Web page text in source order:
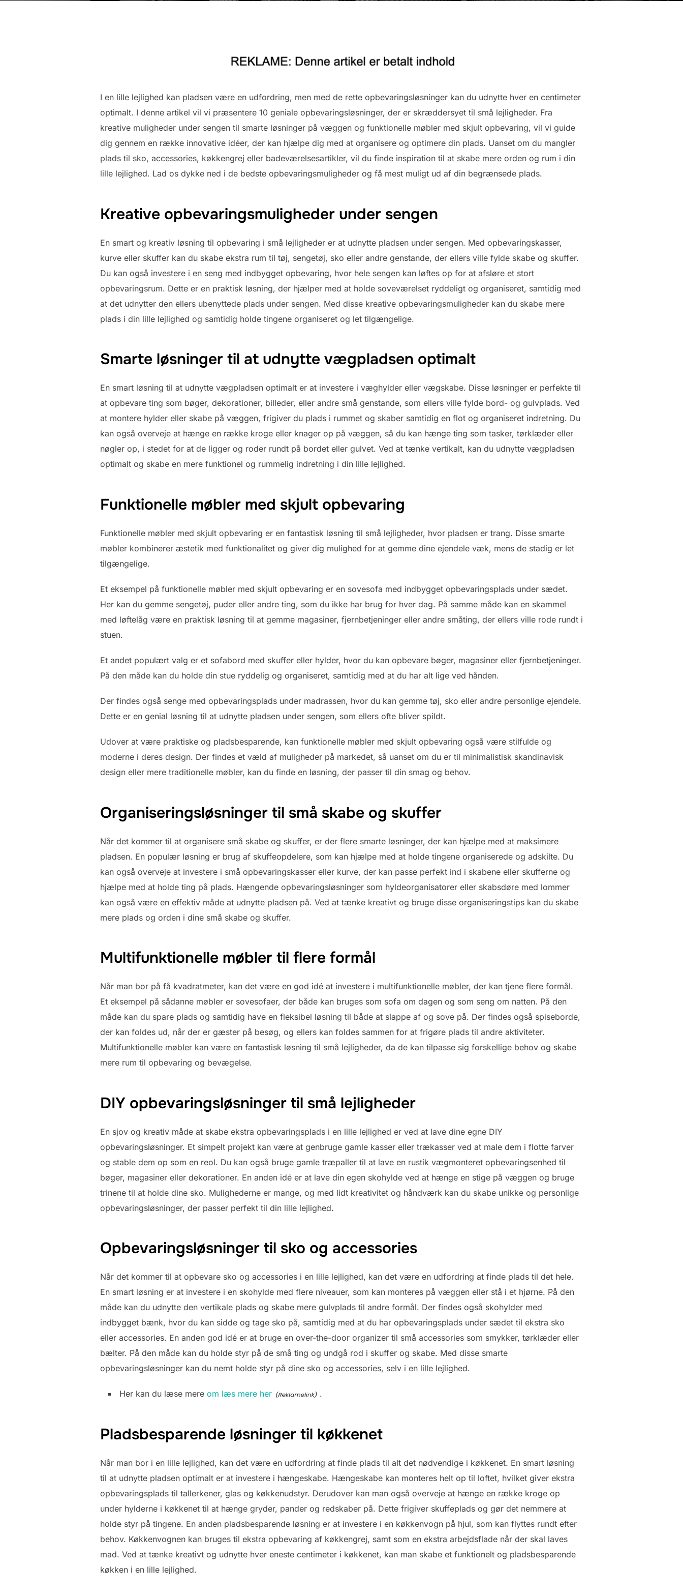
I en lille lejlighed kan pladsen være en udfordring, men med de rette opbevaringsløsninger kan du udnytte hver en centimeter
optimalt. I denne artikel vil vi præsentere 10 geniale opbevaringsløsninger, der er skræddersyet til små lejligheder. Fra
kreative muligheder under sengen til smarte løsninger på væggen og funktionelle møbler med skjult opbevaring, vil vi guide
dig gennem en række innovative idéer, der kan hjælpe dig med at organisere og optimere din plads. Uanset om du mangler
plads til sko, accessories, køkkengrej eller badeværelsesartikler, vil du finde inspiration til at skabe mere orden og rum i din
lille lejlighed. Lad os dykke ned i de bedste opbevaringsmuligheder og få mest muligt ud af din begrænsede plads.
Kreative opbevaringsmuligheder under sengen
En smart og kreativ løsning til opbevaring i små lejligheder er at udnytte pladsen under sengen. Med opbevaringskasser,
kurve eller skuffer kan du skabe ekstra rum til tøj, sengetøj, sko eller andre genstande, der ellers ville fylde skabe og skuffer.
Du kan også investere i en seng med indbygget opbevaring, hvor hele sengen kan løftes op for at afsløre et stort
opbevaringsrum. Dette er en praktisk løsning, der hjælper med at holde soveværelset ryddeligt og organiseret, samtidig med
at det udnytter den ellers ubenyttede plads under sengen. Med disse kreative opbevaringsmuligheder kan du skabe mere
plads i din lille lejlighed og samtidig holde tingene organiseret og let tilgængelige.
Smarte løsninger til at udnytte vægpladsen optimalt
En smart løsning til at udnytte vægpladsen optimalt er at investere i væghylder eller vægskabe. Disse løsninger er perfekte til
at opbevare ting som bøger, dekorationer, billeder, eller andre små genstande, som ellers ville fylde bord- og gulvplads. Ved
at montere hylder eller skabe på væggen, frigiver du plads i rummet og skaber samtidig en flot og organiseret indretning. Du
kan også overveje at hænge en række kroge eller knager op på væggen, så du kan hænge ting som tasker, tørklæder eller
nøgler op, i stedet for at de ligger og roder rundt på bordet eller gulvet. Ved at tænke vertikalt, kan du udnytte vægpladsen
optimalt og skabe en mere funktionel og rummelig indretning i din lille lejlighed.
Funktionelle møbler med skjult opbevaring
Funktionelle møbler med skjult opbevaring er en fantastisk løsning til små lejligheder, hvor pladsen er trang. Disse smarte
møbler kombinerer æstetik med funktionalitet og giver dig mulighed for at gemme dine ejendele væk, mens de stadig er let
tilgængelige.
Et eksempel på funktionelle møbler med skjult opbevaring er en sovesofa med indbygget opbevaringsplads under sædet.
Her kan du gemme sengetøj, puder eller andre ting, som du ikke har brug for hver dag. På samme måde kan en skammel
med løftelåg være en praktisk løsning til at gemme magasiner, fjernbetjeninger eller andre småting, der ellers ville rode rundt i
stuen.
Et andet populært valg er et sofabord med skuffer eller hylder, hvor du kan opbevare bøger, magasiner eller fjernbetjeninger.
På den måde kan du holde din stue ryddelig og organiseret, samtidig med at du har alt lige ved hånden.
Der findes også senge med opbevaringsplads under madrassen, hvor du kan gemme tøj, sko eller andre personlige ejendele.
Dette er en genial løsning til at udnytte pladsen under sengen, som ellers ofte bliver spildt.
Udover at være praktiske og pladsbesparende, kan funktionelle møbler med skjult opbevaring også være stilfulde og
moderne i deres design. Der findes et væld af muligheder på markedet, så uanset om du er til minimalistisk skandinavisk
design eller mere traditionelle møbler, kan du finde en løsning, der passer til din smag og behov.
Organiseringsløsninger til små skabe og skuffer
Når det kommer til at organisere små skabe og skuffer, er der flere smarte løsninger, der kan hjælpe med at maksimere
pladsen. En populær løsning er brug af skuffeopdelere, som kan hjælpe med at holde tingene organiserede og adskilte. Du
kan også overveje at investere i små opbevaringskasser eller kurve, der kan passe perfekt ind i skabene eller skufferne og
hjælpe med at holde ting på plads. Hængende opbevaringsløsninger som hyldeorganisatorer eller skabsdøre med lommer
kan også være en effektiv måde at udnytte pladsen på. Ved at tænke kreativt og bruge disse organiseringstips kan du skabe
mere plads og orden i dine små skabe og skuffer.
Multifunktionelle møbler til flere formål
Når man bor på få kvadratmeter, kan det være en god idé at investere i multifunktionelle møbler, der kan tjene flere formål.
Et eksempel på sådanne møbler er sovesofaer, der både kan bruges som sofa om dagen og som seng om natten. På den
måde kan du spare plads og samtidig have en fleksibel løsning til både at slappe af og sove på. Der findes også spiseborde,
der kan foldes ud, når der er gæster på besøg, og ellers kan foldes sammen for at frigøre plads til andre aktiviteter.
Multifunktionelle møbler kan være en fantastisk løsning til små lejligheder, da de kan tilpasse sig forskellige behov og skabe
mere rum til opbevaring og bevægelse.
DIY opbevaringsløsninger til små lejligheder
En sjov og kreativ måde at skabe ekstra opbevaringsplads i en lille lejlighed er ved at lave dine egne DIY
opbevaringsløsninger. Et simpelt projekt kan være at genbruge gamle kasser eller trækasser ved at male dem i flotte farver
og stable dem op som en reol. Du kan også bruge gamle træpaller til at lave en rustik vægmonteret opbevaringsenhed til
bøger, magasiner eller dekorationer. En anden idé er at lave din egen skohylde ved at hænge en stige på væggen og bruge
trinene til at holde dine sko. Mulighederne er mange, og med lidt kreativitet og håndværk kan du skabe unikke og personlige
opbevaringsløsninger, der passer perfekt til din lille lejlighed.
Opbevaringsløsninger til sko og accessories
Når det kommer til at opbevare sko og accessories i en lille lejlighed, kan det være en udfordring at finde plads til det hele.
En smart løsning er at investere i en skohylde med flere niveauer, som kan monteres på væggen eller stå i et hjørne. På den
måde kan du udnytte den vertikale plads og skabe mere gulvplads til andre formål. Der findes også skohylder med
indbygget bænk, hvor du kan sidde og tage sko på, samtidig med at du har opbevaringsplads under sædet til ekstra sko
eller accessories. En anden god idé er at bruge en over-the-door organizer til små accessories som smykker, tørklæder eller
bælter. På den måde kan du holde styr på de små ting og undgå rod i skuffer og skabe. Med disse smarte
opbevaringsløsninger kan du nemt holde styr på dine sko og accessories, selv i en lille lejlighed.
Her kan du læse mere om læs mere her .
Pladsbesparende løsninger til køkkenet
Når man bor i en lille lejlighed, kan det være en udfordring at finde plads til alt det nødvendige i køkkenet. En smart løsning
til at udnytte pladsen optimalt er at investere i hængeskabe. Hængeskabe kan monteres helt op til loftet, hvilket giver ekstra
opbevaringsplads til tallerkener, glas og køkkenudstyr. Derudover kan man også overveje at hænge en række kroge op
under hylderne i køkkenet til at hænge gryder, pander og redskaber på. Dette frigiver skuffeplads og gør det nemmere at
holde styr på tingene. En anden pladsbesparende løsning er at investere i en køkkenvogn på hjul, som kan flyttes rundt efter
behov. Køkkenvognen kan bruges til ekstra opbevaring af køkkengrej, samt som en ekstra arbejdsflade når der skal laves
mad. Ved at tænke kreativt og udnytte hver eneste centimeter i køkkenet, kan man skabe et funktionelt og pladsbesparende
køkken i en lille lejlighed.